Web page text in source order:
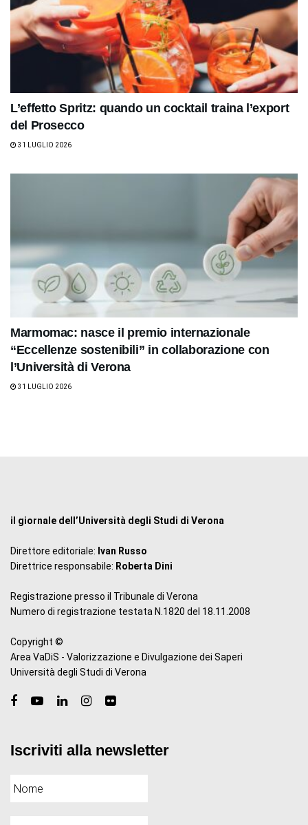
L’effetto Spritz: quando un cocktail traina l’export
del Prosecco
31 LUGLIO 2026
Marmomac: nasce il premio internazionale
“Eccellenze sostenibili” in collaborazione con
l’Università di Verona
31 LUGLIO 2026
il giornale dell’Università degli Studi di Verona
Direttore editoriale: Ivan Russo
Direttrice responsabile: Roberta Dini
Registrazione presso il Tribunale di Verona
Numero di registrazione testata N.1820 del 18.11.2008
Copyright ©
Area VaDiS - Valorizzazione e Divulgazione dei Saperi
Università degli Studi di Verona
Iscriviti alla newsletter